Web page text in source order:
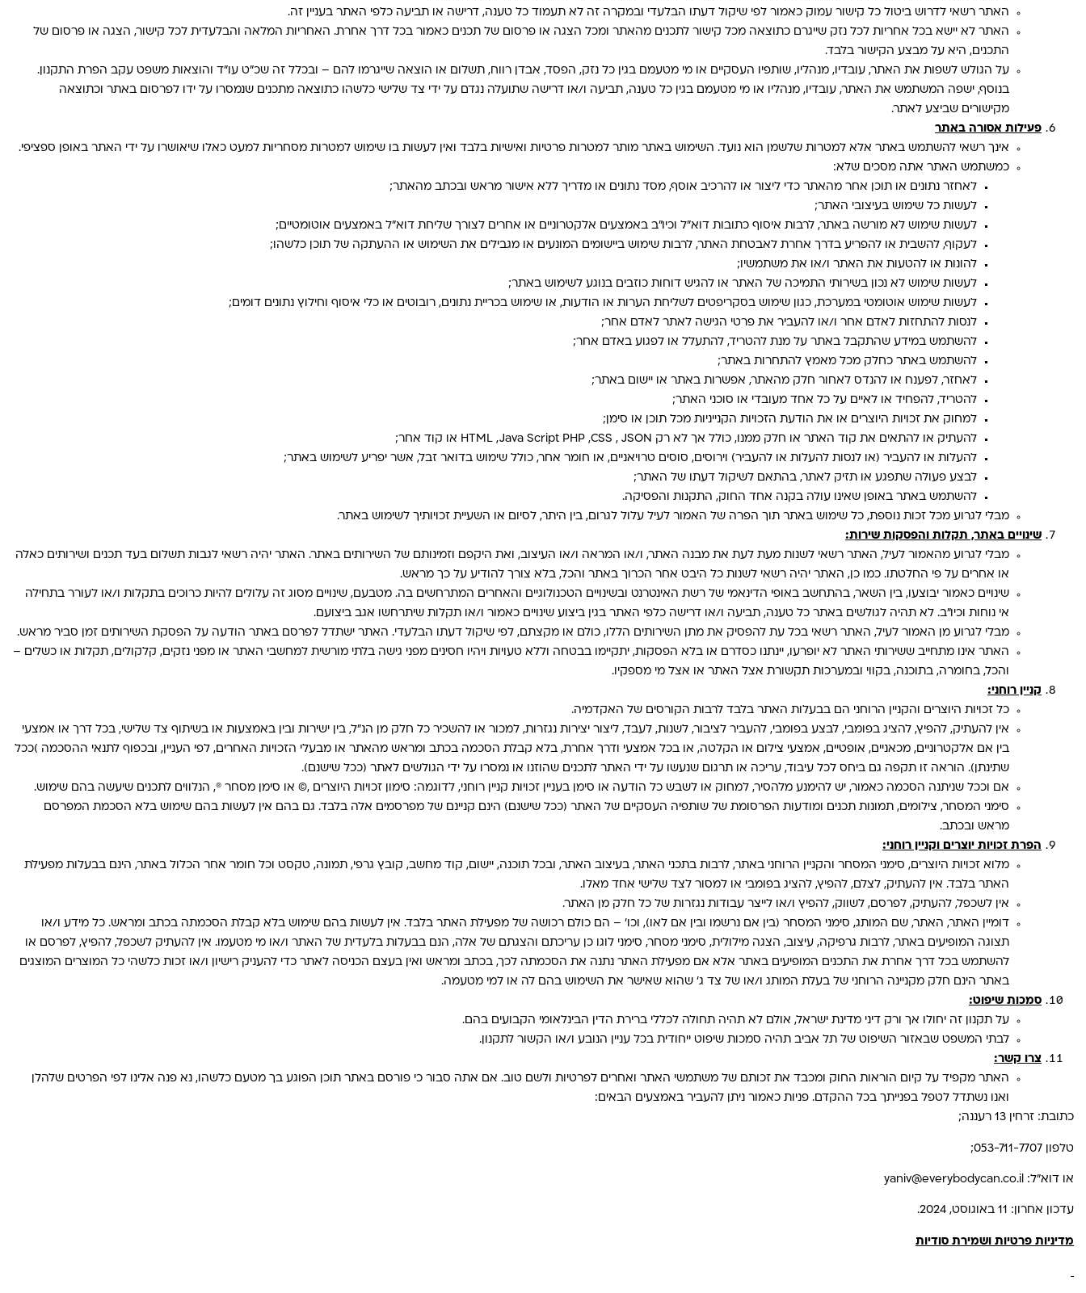
האתר רשאי לדרוש ביטול כל קישור עמוק כאמור לפי שיקול דעתו הבלעדי ובמקרה זה לא תעמוד כל טענה, דרישה או תביעה כלפי האתר בעניין זה.
האתר לא יישא בכל אחריות לכל נזק שייגרם כתוצאה מכל קישור לתכנים מהאתר ומכל הצגה או פרסום של תכנים כאמור בכל דרך אחרת. האחריות המלאה והבלעדית לכל קישור, הצגה או פרסום של
התכנים, היא על מבצע הקישור בלבד.
על הגולש לשפות את האתר, עובדיו, מנהליו, שותפיו העסקיים או מי מטעמם בגין כל נזק, הפסד, אבדן רווח, תשלום או הוצאה שייגרמו להם – ובכלל זה שכ"ט עו"ד והוצאות משפט עקב הפרת התקנון.
בנוסף, ישפה המשתמש את האתר, עובדיו, מנהליו או מי מטעמם בגין כל טענה, תביעה ו/או דרישה שתועלה נגדם על ידי צד שלישי כלשהו כתוצאה מתכנים שנמסרו על ידו לפרסום באתר וכתוצאה
מקישורים שביצע לאתר.
פעילות אסורה באתר
אינך רשאי להשתמש באתר אלא למטרות שלשמן הוא נועד. השימוש באתר מותר למטרות פרטיות ואישיות בלבד ואין לעשות בו שימוש למטרות מסחריות למעט כאלו שיאושרו על ידי האתר באופן ספציפי.
כמשתמש האתר אתה מסכים שלא:
לאחזר נתונים או תוכן אחר מהאתר כדי ליצור או להרכיב אוסף, מסד נתונים או מדריך ללא אישור מראש ובכתב מהאתר;
לעשות כל שימוש בעיצובי האתר;
לעשות שימוש לא מורשה באתר, לרבות איסוף כתובות דוא"ל וכיו״ב באמצעים אלקטרוניים או אחרים לצורך שליחת דוא"ל באמצעים אוטומטיים;
לעקוף, להשבית או להפריע בדרך אחרת לאבטחת האתר, לרבות שימוש ביישומים המונעים או מגבילים את השימוש או ההעתקה של תוכן כלשהו;
להונות או להטעות את האתר ו/או את משתמשיו;
לעשות שימוש לא נכון בשירותי התמיכה של האתר או להגיש דוחות כוזבים בנוגע לשימוש באתר;
לעשות שימוש אוטומטי במערכת, כגון שימוש בסקריפטים לשליחת הערות או הודעות, או שימוש בכריית נתונים, רובוטים או כלי איסוף וחילוץ נתונים דומים;
לנסות להתחזות לאדם אחר ו/או להעביר את פרטי הגישה לאתר לאדם אחר;
להשתמש במידע שהתקבל באתר על מנת להטריד, להתעלל או לפגוע באדם אחר;
להשתמש באתר כחלק מכל מאמץ להתחרות באתר;
לאחזר, לפענח או להנדס לאחור חלק מהאתר, אפשרות באתר או יישום באתר;
להטריד, להפחיד או לאיים על כל אחד מעובדי או סוכני האתר;
למחוק את זכויות היוצרים או את הודעת הזכויות הקנייניות מכל תוכן או סימן;
להעתיק או להתאים את קוד האתר או חלק ממנו, כולל אך לא רק HTML ,Java Script PHP ,CSS , JSON או קוד אחר;
להעלות או להעביר (או לנסות להעלות או להעביר) וירוסים, סוסים טרויאניים, או חומר אחר, כולל שימוש בדואר זבל, אשר יפריע לשימוש באתר;
לבצע פעולה שתפגע או תזיק לאתר, בהתאם לשיקול דעתו של האתר;
להשתמש באתר באופן שאינו עולה בקנה אחד החוק, התקנות והפסיקה.
מבלי לגרוע מכל זכות נוספת, כל שימוש באתר תוך הפרה של האמור לעיל עלול לגרום, בין היתר, לסיום או השעיית זכויותיך לשימוש באתר.
שינויים באתר, תקלות והפסקות שירות:
מבלי לגרוע מהאמור לעיל, האתר רשאי לשנות מעת לעת את מבנה האתר, ו/או המראה ו/או העיצוב, ואת היקפם וזמינותם של השירותים באתר. האתר יהיה רשאי לגבות תשלום בעד תכנים ושירותים כאלה
או אחרים על פי החלטתו. כמו כן, האתר יהיה רשאי לשנות כל היבט אחר הכרוך באתר והכל, בלא צורך להודיע על כך מראש.
שינויים כאמור יבוצעו, בין השאר, בהתחשב באופי הדינאמי של רשת האינטרנט ובשינויים הטכנולוגיים והאחרים המתרחשים בה. מטבעם, שינויים מסוג זה עלולים להיות כרוכים בתקלות ו/או לעורר בתחילה
אי נוחות וכיו״ב. לא תהיה לגולשים באתר כל טענה, תביעה ו/או דרישה כלפי האתר בגין ביצוע שינויים כאמור ו/או תקלות שיתרחשו אגב ביצועם.
מבלי לגרוע מן האמור לעיל, האתר רשאי בכל עת להפסיק את מתן השירותים הללו, כולם או מקצתם, לפי שיקול דעתו הבלעדי. האתר ישתדל לפרסם באתר הודעה על הפסקת השירותים זמן סביר מראש.
האתר אינו מתחייב ששירותי האתר לא יופרעו, יינתנו כסדרם או בלא הפסקות, יתקיימו בבטחה וללא טעויות ויהיו חסינים מפני גישה בלתי מורשית למחשבי האתר או מפני נזקים, קלקולים, תקלות או כשלים –
והכל, בחומרה, בתוכנה, בקווי ובמערכות תקשורת אצל האתר או אצל מי מספקיו.
קניין רוחני:
כל זכויות היוצרים והקניין הרוחני הם בבעלות האתר בלבד לרבות הקורסים של האקדמיה.
אין להעתיק, להפיץ, להציג בפומבי, לבצע בפומבי, להעביר לציבור, לשנות, לעבד, ליצור יצירות נגזרות, למכור או להשכיר כל חלק מן הנ״ל, בין ישירות ובין באמצעות או בשיתוף צד שלישי, בכל דרך או אמצעי
בין אם אלקטרוניים, מכאניים, אופטיים, אמצעי צילום או הקלטה, או בכל אמצעי ודרך אחרת, בלא קבלת הסכמה בכתב ומראש מהאתר או מבעלי הזכויות האחרים, לפי העניין, ובכפוף לתנאי ההסכמה )ככל
שתינתן). הוראה זו תקפה גם ביחס לכל עיבוד, עריכה או תרגום שנעשו על ידי האתר לתכנים שהוזנו או נמסרו על ידי הגולשים לאתר (ככל שישנם).
אם וככל שניתנה הסכמה כאמור, יש להימנע מלהסיר, למחוק או לשבש כל הודעה או סימן בעניין זכויות קניין רוחני, לדוגמה: סימון זכויות היוצרים ,© או סימן מסחר ®, הנלווים לתכנים שיעשה בהם שימוש.
סימני המסחר, צילומים, תמונות תכנים ומודעות הפרסומת של שותפיה העסקיים של האתר (ככל שישנם) הינם קניינם של מפרסמים אלה בלבד. גם בהם אין לעשות בהם שימוש בלא הסכמת המפרסם
מראש ובכתב.
הפרת זכויות יוצרים וקניין רוחני:
מלוא זכויות היוצרים, סימני המסחר והקניין הרוחני באתר, לרבות בתכני האתר, בעיצוב האתר, ובכל תוכנה, יישום, קוד מחשב, קובץ גרפי, תמונה, טקסט וכל חומר אחר הכלול באתר, הינם בבעלות מפעילת
האתר בלבד. אין להעתיק, לצלם, להפיץ, להציג בפומבי או למסור לצד שלישי אחד מאלו.
אין לשכפל, להעתיק, לפרסם, לשווק, להפיץ ו/או לייצר עבודות נגזרות של כל חלק מן האתר.
דומיין האתר, האתר, שם המותג, סימני המסחר (בין אם נרשמו ובין אם לאו), וכו' – הם כולם רכושה של מפעילת האתר בלבד. אין לעשות בהם שימוש בלא קבלת הסכמתה בכתב ומראש. כל מידע ו/או
תצוגה המופיעים באתר, לרבות גרפיקה, עיצוב, הצגה מילולית, סימני מסחר, סימני לוגו כן עריכתם והצגתם של אלה, הנם בבעלות בלעדית של האתר ו/או מי מטעמו. אין להעתיק לשכפל, להפיץ, לפרסם או
להשתמש בכל דרך אחרת את התכנים המופיעים באתר אלא אם מפעילת האתר נתנה את הסכמתה לכך, בכתב ומראש ואין בעצם הכניסה לאתר כדי להעניק רישיון ו/או זכות כלשהי כל המוצרים המוצגים
באתר הינם חלק מקניינה הרוחני של בעלת המותג ו/או של צד ג' שהוא שאישר את השימוש בהם לה או למי מטעמה.
סמכות שיפוט:
על תקנון זה יחולו אך ורק דיני מדינת ישראל, אולם לא תהיה תחולה לכללי ברירת הדין הבינלאומי הקבועים בהם.
לבתי המשפט שבאזור השיפוט של תל אביב תהיה סמכות שיפוט ייחודית בכל עניין הנובע ו/או הקשור לתקנון.
צרו קשר:
האתר מקפיד על קיום הוראות החוק ומכבד את זכותם של משתמשי האתר ואחרים לפרטיות ולשם טוב. אם אתה סבור כי פורסם באתר תוכן הפוגע בך מטעם כלשהו, נא פנה אלינו לפי הפרטים שלהלן
ואנו נשתדל לטפל בפנייתך בכל ההקדם. פניות כאמור ניתן להעביר באמצעים הבאים:
כתובת: זרחין 13 רעננה;
טלפון 053-711-7707;
או דוא״ל: yaniv@everybodycan.co.il
עדכון אחרון: 11 באוגוסט, 2024.
מדיניות פרטיות ושמירת סודיות